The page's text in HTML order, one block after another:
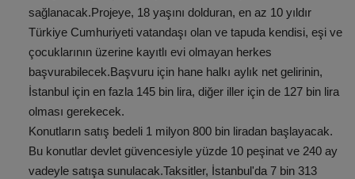
sağlanacak.Projeye, 18 yaşını dolduran, en az 10 yıldır
Türkiye Cumhuriyeti vatandaşı olan ve tapuda kendisi, eşi ve
çocuklarının üzerine kayıtlı evi olmayan herkes
başvurabilecek.Başvuru için hane halkı aylık net gelirinin,
İstanbul için en fazla 145 bin lira, diğer iller için de 127 bin lira
olması gerekecek.
Konutların satış bedeli 1 milyon 800 bin liradan başlayacak.
Bu konutlar devlet güvencesiyle yüzde 10 peşinat ve 240 ay
vadeyle satışa sunulacak.Taksitler, İstanbul'da 7 bin 313